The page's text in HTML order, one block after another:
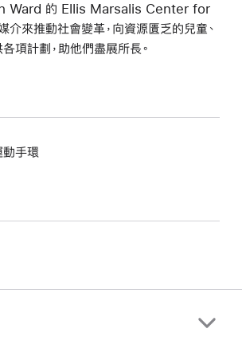
Ward 的 Ellis Marsalis Center for
來推動社會變革，向資源匱乏的兒童、
項計劃，助他們盡展所長。
手環